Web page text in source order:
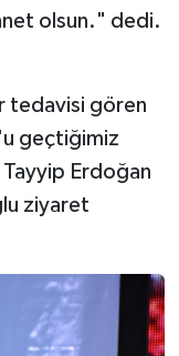
olsun." dedi.
tedavisi gören
geçtiğimiz
Erdoğan
ziyaret